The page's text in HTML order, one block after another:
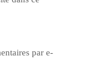
par e-